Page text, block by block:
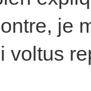
je
voltus